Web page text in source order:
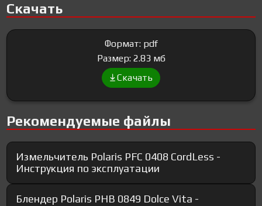
Скачать
Формат: pdf
Размер: 2.83 мб
Скачать
Рекомендуемые файлы
Измельчитель Polaris PFC 0408 CordLess -
Инструкция по эксплуатации
Блендер Polaris PHB 0849 Dolce Vita -